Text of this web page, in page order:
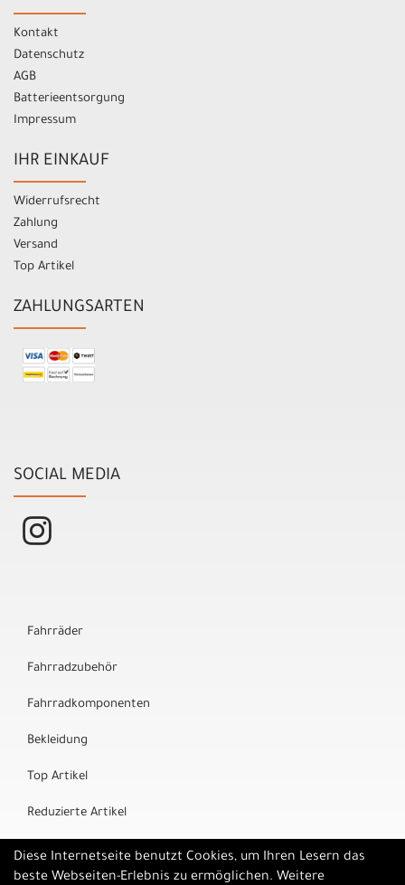
Kontakt
Datenschutz
AGB
Batterieentsorgung
Impressum
IHR EINKAUF
Widerrufsrecht
Zahlung
Versand
Top Artikel
ZAHLUNGSARTEN
SOCIAL MEDIA
Fahrräder
Fahrradzubehör
Fahrradkomponenten
Bekleidung
Top Artikel
Reduzierte Artikel
Marken
Diese Internetseite benutzt Cookies, um Ihren Lesern das
beste Webseiten-Erlebnis zu ermöglichen. Weitere